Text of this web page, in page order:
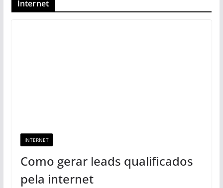
Internet
INTERNET
Como gerar leads qualificados
pela internet